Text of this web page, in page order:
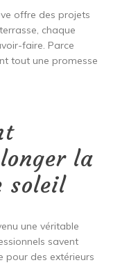
offre des projets
chaque
faire. Parce
tout une promesse
la
soleil
une véritable
savent
pour des extérieurs